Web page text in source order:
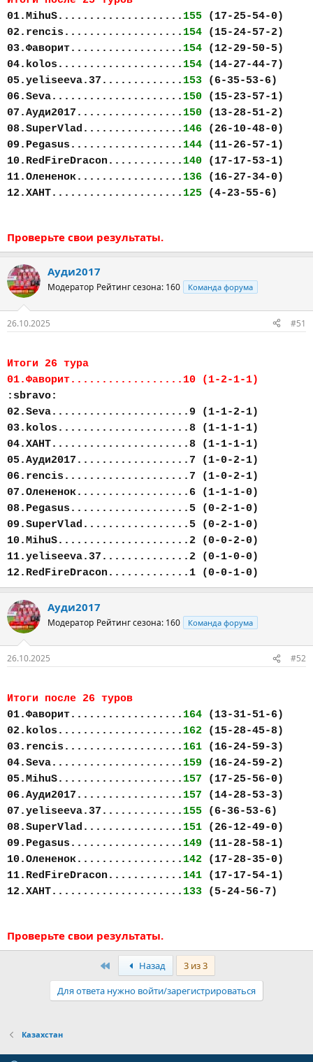
01.MihuS.................... 155 (17-25-54-0)
02.rencis................... 154 (15-24-57-2)
03.Фаворит.................. 154 (12-29-50-5)
04.kolos.................... 154 (14-27-44-7)
05.yeliseeva.37............. 153 (6-35-53-6)
06.Seva..................... 150 (15-23-57-1)
07.Ауди2017................. 150 (13-28-51-2)
08.SuperVlad................ 146 (26-10-48-0)
09.Pegasus.................. 144 (11-26-57-1)
10.RedFireDracon............ 140 (17-17-53-1)
11.Олененок................. 136 (16-27-34-0)
12.ХАНТ..................... 125 (4-23-55-6)
Проверьте свои результаты.
Ауди2017
Модератор Рейтинг сезона: 160 Команда форума
26.10.2025 #51
Итоги 26 тура
01.Фаворит..................10 (1-2-1-1)
:sbravo:
02.Seva......................9 (1-1-2-1)
03.kolos.....................8 (1-1-1-1)
04.ХАНТ......................8 (1-1-1-1)
05.Ауди2017..................7 (1-0-2-1)
06.rencis....................7 (1-0-2-1)
07.Олененок..................6 (1-1-1-0)
08.Pegasus...................5 (0-2-1-0)
09.SuperVlad.................5 (0-2-1-0)
10.MihuS.....................2 (0-0-2-0)
11.yeliseeva.37..............2 (0-1-0-0)
12.RedFireDracon.............1 (0-0-1-0)
Ауди2017
Модератор Рейтинг сезона: 160 Команда форума
26.10.2025 #52
Итоги после 26 туров
01.Фаворит.................. 164 (13-31-51-6)
02.kolos.................... 162 (15-28-45-8)
03.rencis................... 161 (16-24-59-3)
04.Seva..................... 159 (16-24-59-2)
05.MihuS.................... 157 (17-25-56-0)
06.Ауди2017................. 157 (14-28-53-3)
07.yeliseeva.37............. 155 (6-36-53-6)
08.SuperVlad................ 151 (26-12-49-0)
09.Pegasus.................. 149 (11-28-58-1)
10.Олененок................. 142 (17-28-35-0)
11.RedFireDracon............ 141 (17-17-54-1)
12.ХАНТ..................... 133 (5-24-56-7)
Проверьте свои результаты.
ПервыйНазад
3 из 3
Для ответа нужно войти/зарегистрироваться
Казахстан